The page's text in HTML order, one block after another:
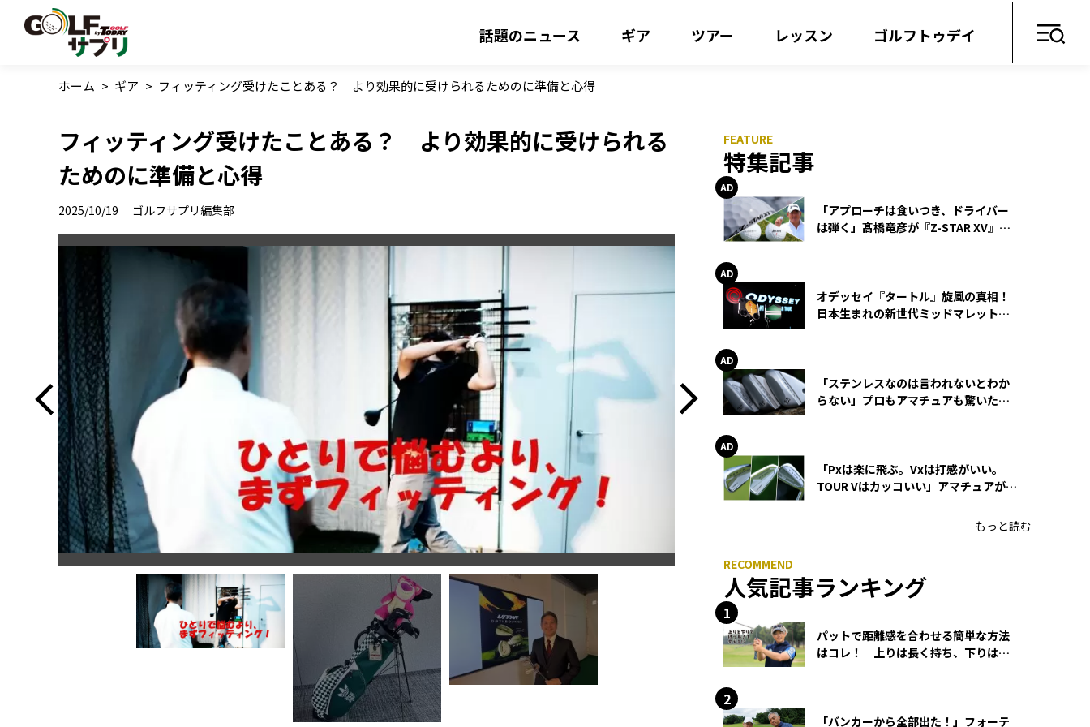
話題のニュース ギア ツアー レッスン ゴルフトゥデイ
ホーム > ギア > フィッティング受けたことある？ より効果的に受けられるためのに準備と心得
フィッティング受けたことある？ より効果的に受けられる
ためのに準備と心得
2025/10/19 ゴルフサプリ編集部
特集記事
「アプローチは食いつき、ドライバー
は弾く」髙橋竜彦が『Z-STAR XV』を
オデッセイ『タートル』旋風の真相！
日本生まれの新世代ミッドマレットが
「ステンレスなのは言われないとわか
らない」プロもアマチュアも驚いた
「Pxは楽に飛ぶ。Vxは打感がいい。
TOUR Vはカッコいい」アマチュアが選
もっと読む
人気記事ランキング
パットで距離感を合わせる簡単な方法
はコレ！ 上りは長く持ち、下りは短
「バンカーから全部出た！」フォーテ